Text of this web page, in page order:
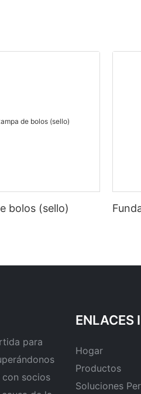
bolos (sello)
para
socios
ENLACES
Hogar
Productos
Soluciones